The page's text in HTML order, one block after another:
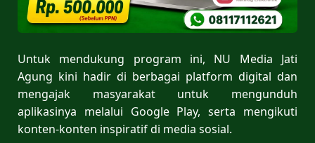
Untuk mendukung program ini, NU Media Jati
Agung kini hadir di berbagai platform digital dan
mengajak masyarakat untuk mengunduh
aplikasinya melalui Google Play, serta mengikuti
konten-konten inspiratif di media sosial.